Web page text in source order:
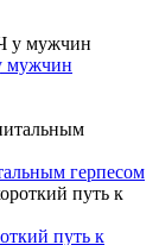
мужчин
герпесом
путь к